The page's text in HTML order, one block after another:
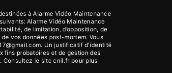
à Alarme Vidéo Maintenance
Alarme Vidéo Maintenance
de limitation, d’opposition, de
vos données post-mortem. Vous
Un justificatif d'identité
fins probatoires et de gestion des
. Consultez le site cnil.fr pour plus